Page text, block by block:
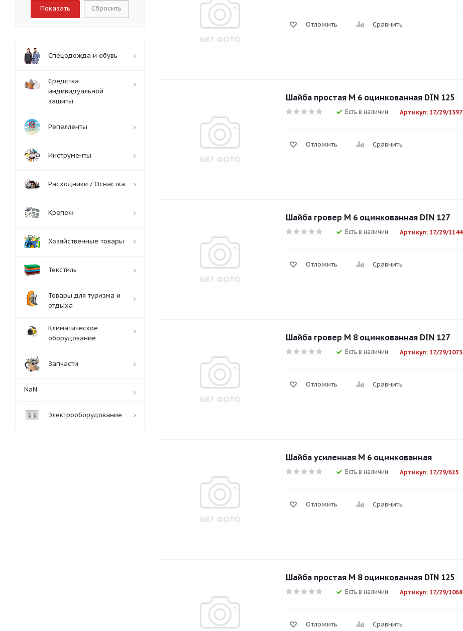
Отложить Сравнить
Шайба простая М 6 оцинкованная DIN 125
Есть в наличии Артикул: 17/29/1397
Отложить Сравнить
Шайба гровер М 6 оцинкованная DIN 127
Есть в наличии Артикул: 17/29/1144
Отложить Сравнить
Шайба гровер М 8 оцинкованная DIN 127
Есть в наличии Артикул: 17/29/1073
Отложить Сравнить
Шайба усиленная М 6 оцинкованная
Есть в наличии Артикул: 17/29/615
Отложить Сравнить
Шайба простая М 8 оцинкованная DIN 125
Есть в наличии Артикул: 17/29/1068
Отложить Сравнить
Сбросить
Спецодежда и обувь
Средства
индивидуальной
защиты
Репелленты
Инструменты
Расходники / Оснастка
Крепеж
Хозяйственные товары
Текстиль
Товары для туризма и
отдыха
Климатическое
оборудование
Запчасти
NaN
Электрооборудование